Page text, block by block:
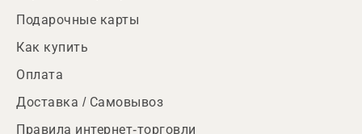
Подарочные карты
Как купить
Оплата
Доставка / Самовывоз
Правила интернет-торговли